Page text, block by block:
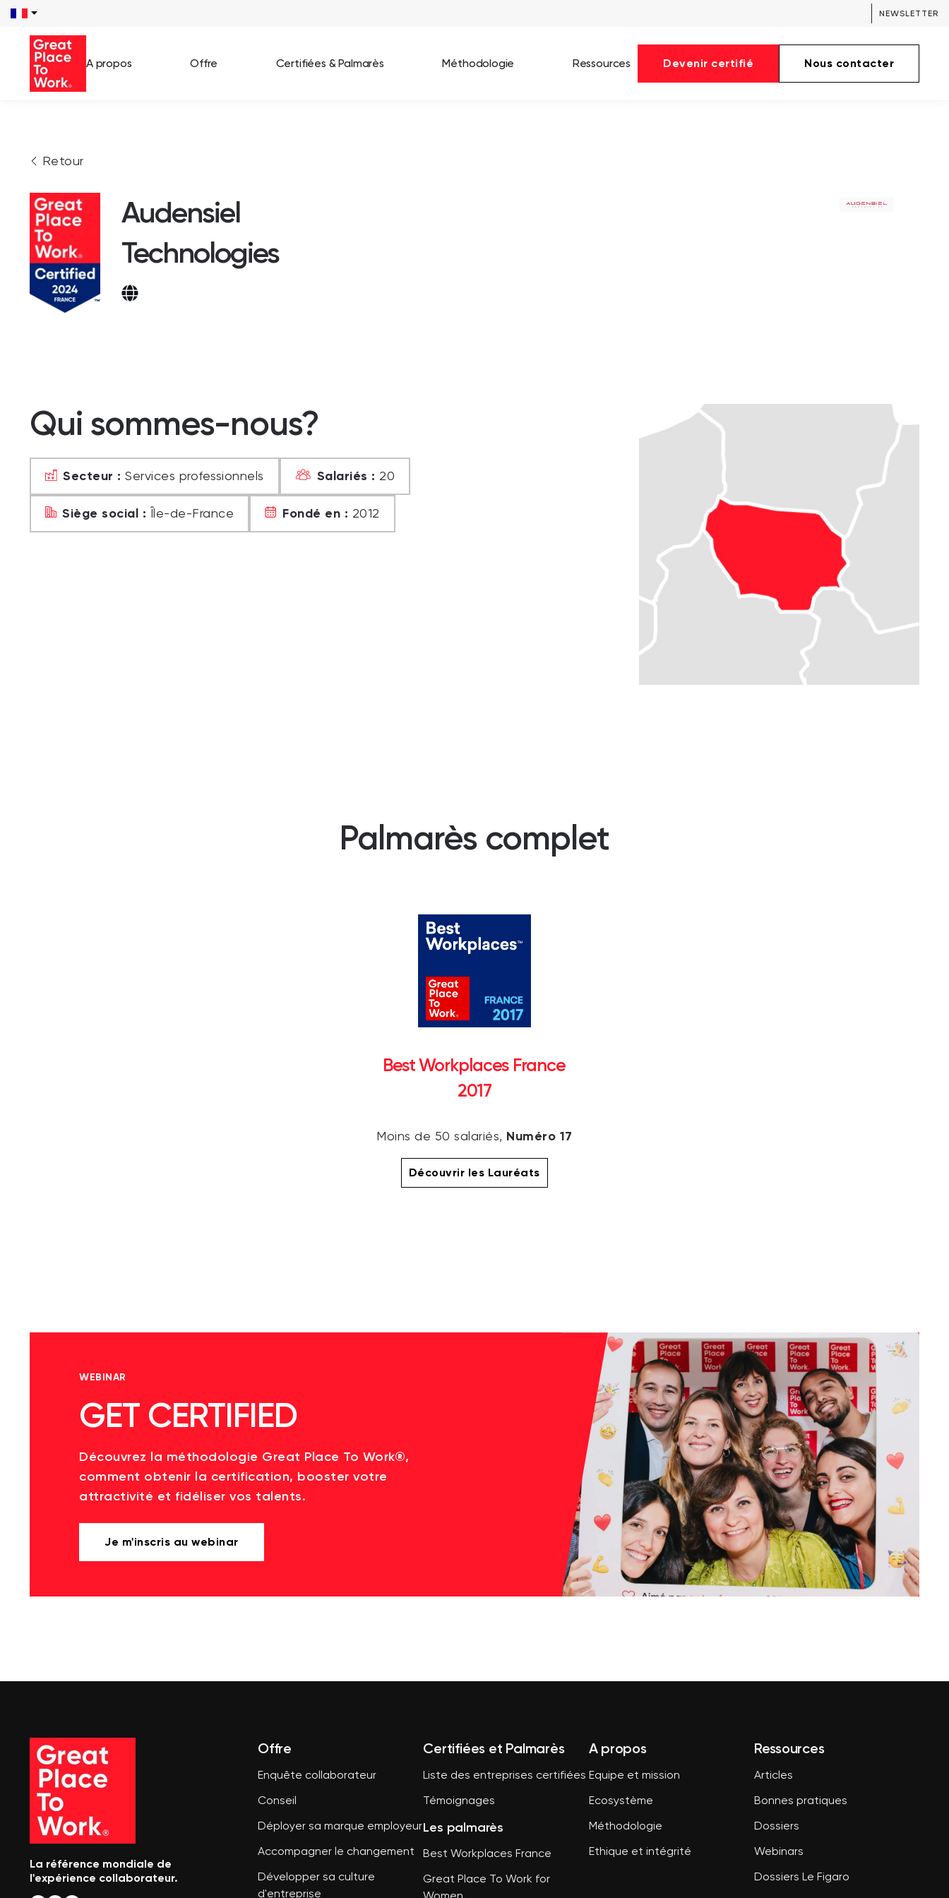
NEWSLETTER
A propos Offre Certifiées & Palmarès Méthodologie Ressources Devenir certifié Nous contacter
Retour
Audensiel
Technologies
Qui sommes-nous?
Secteur : Services professionnels Salariés : 20
Siège social : Île-de-France Fondé en : 2012
Palmarès complet
Best Workplaces France
2017
Moins de 50 salariés, Numéro 17
Découvrir les Lauréats
WEBINAR
GET CERTIFIED
Découvrez la méthodologie Great Place To Work®,
comment obtenir la certification, booster votre
attractivité et fidéliser vos talents.
Je m'inscris au webinar
La référence mondiale de
l'expérience collaborateur.
Offre
Enquête collaborateur
Conseil
Déployer sa marque employeur
Accompagner le changement
Développer sa culture
d'entreprise
Certifiées et Palmarès
Liste des entreprises certifiées
Témoignages
Les palmarès
Best Workplaces France
Great Place To Work for
A propos
Equipe et mission
Ecosystème
Méthodologie
Ethique et intégrité
Ressources
Articles
Bonnes pratiques
Dossiers
Webinars
Dossiers Le Figaro